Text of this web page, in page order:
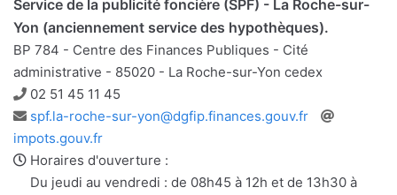
Service de la publicité foncière (SPF) - La Roche-sur-
Yon (anciennement service des hypothèques).
BP 784 - Centre des Finances Publiques - Cité
administrative - 85020 - La Roche-sur-Yon cedex
Téléphone
02 51 45 11 45
Adresse
e-
mail
spf.la-roche-sur-yon@dgfip.finances.gouv.fr
impots.gouv.fr
Horaires d'ouverture :
Du jeudi au vendredi : de 08h45 à 12h et de 13h30 à